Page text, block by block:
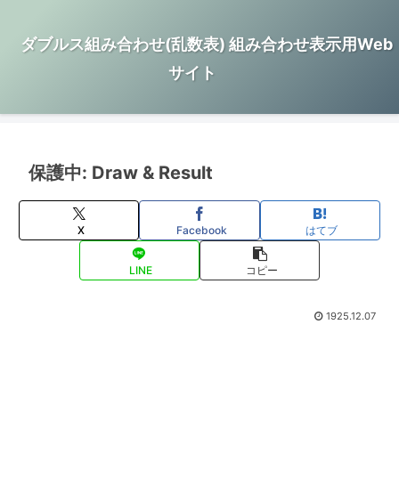
ダブルス組み合わせ(乱数表) 組み合わせ表示用Web
サイト
保護中: Draw & Result
X Facebook はてブ
LINE コピー
1925.12.07